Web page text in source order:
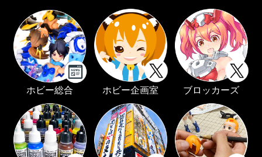
ホビー総合 ホビー企画室 ブロッカーズ